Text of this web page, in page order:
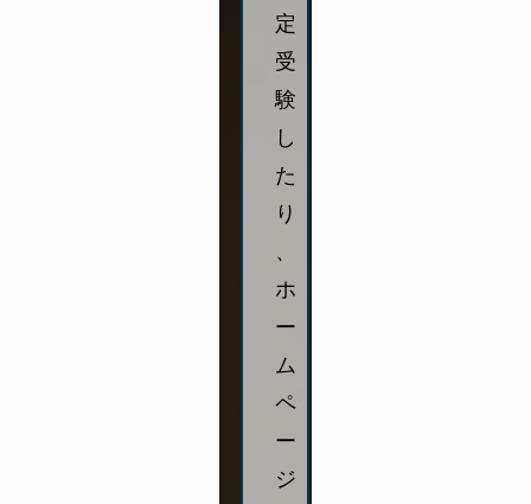
定
受
験
し
た
り
、
ホ
ー
ム
ペ
ー
ジ